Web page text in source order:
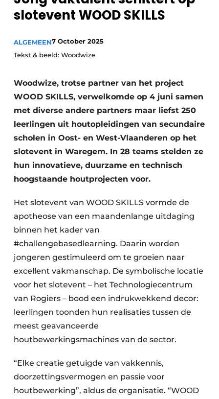
Privacy / Cookie statement
Vacature aanmelden
Video’s
slotevent WOOD SKILLS
ALGEMEEN7 October 2025
Tekst & beeld: Woodwize
Woodwize, trotse partner van het project
WOOD SKILLS, verwelkomde op 4 juni samen
met diverse andere partners maar liefst 250
leerlingen uit houtopleidingen van secundaire
scholen in Oost- en West-Vlaanderen op het
slotevent in Waregem. In 28 teams stelden ze
hun innovatieve, duurzame en technisch
hoogstaande houtprojecten voor.
Het slotevent van WOOD SKILLS vormde de
apotheose van een maandenlange uitdaging
binnen het kader van
#challengebasedlearning. Daarin worden
jongeren gestimuleerd om te groeien naar
excellent vakmanschap. De symbolische locatie
voor het slotevent – het Technologiecentrum
van Rogiers – bood een indrukwekkend decor:
leerlingen toonden hun realisaties tussen de
meest geavanceerde
houtbewerkingsmachines van de sector.
“Elke creatie getuigde van vakkennis,
doorzettingsvermogen en passie voor
houtbewerking”, aldus de organisatie. “WOOD